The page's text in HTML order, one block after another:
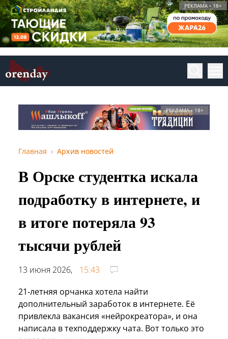
РЕКЛАМА • 18+
РЕКЛАМА • 18+
Главная Архив новостей
В Орске студентка искала
подработку в интернете, и
в итоге потеряла 93
тысячи рублей
13 июня 2026,
15:43
21‑летняя орчанка хотела найти
дополнительный заработок в интернете. Её
привлекла вакансия «нейрокреатора», и она
написала в техподдержку чата. Вот только это